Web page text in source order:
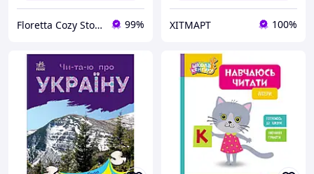
Floretta Cozy Store 99% ХІТМАРТ 100%